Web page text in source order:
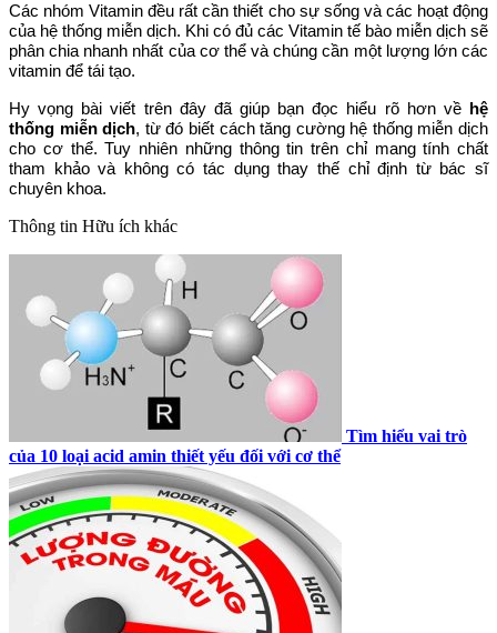
Các nhóm Vitamin đều rất cần thiết cho sự sống và các hoạt động
của hệ thống miễn dịch. Khi có đủ các Vitamin tế bào miễn dịch sẽ
phân chia nhanh nhất của cơ thể và chúng cần một lượng lớn các
vitamin để tái tạo.
Hy vọng bài viết trên đây đã giúp bạn đọc hiểu rõ hơn vềhệ
thống miễn dịch, từ đó biết cách tăng cường hệ thống miễn dịch
cho cơ thể. Tuy nhiên những thông tin trên chỉ mang tính chất
tham khảo và không có tác dụng thay thế chỉ định từ bác sĩ
chuyên khoa.
Thông tin Hữu ích khác
Tìm hiểu vai trò
của 10 loại acid amin thiết yếu đối với cơ thể